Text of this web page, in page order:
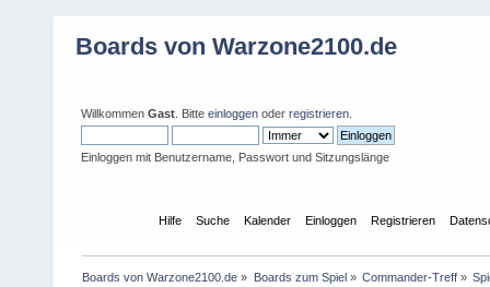
Boards von Warzone2100.de
Willkommen Gast . Bitte einloggen oder registrieren
Einloggen mit Benutzername, Passwort und Sitzungslänge
Hilfe Suche Kalender Einloggen Registrieren
Boards von Warzone2100.de » Boards zum Spiel» Commander-Treff»